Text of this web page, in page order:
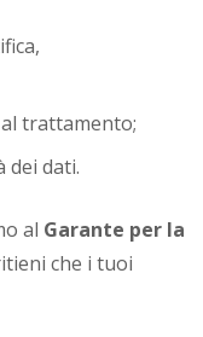
trattamento;
dati.
al Garante per la
che i tuoi